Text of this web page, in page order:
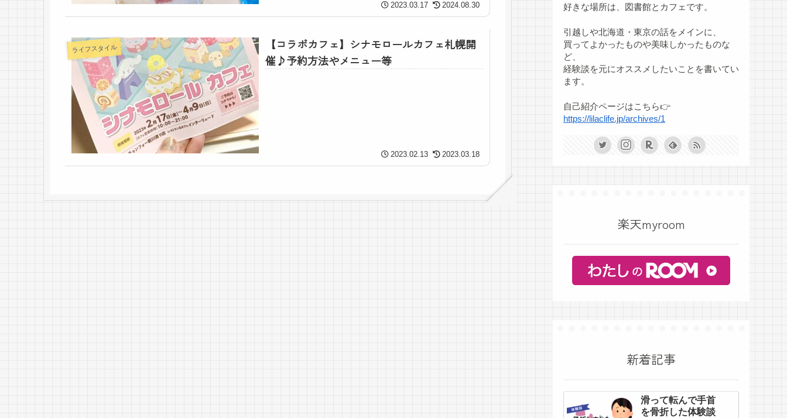
2023.03.17 2024.08.30
ライフスタイル
【コラボカフェ】シナモロールカフェ札幌開
催♪予約方法やメニュー等
2023.02.13 2023.03.18
好きな場所は、図書館とカフェです。
引越しや北海道・東京の話をメインに、
買ってよかったものや美味しかったものな
ど、
経験談を元にオススメしたいことを書いてい
ます。
自己紹介ページはこちら👉
https://lilaclife.jp/archives/1
楽天myroom
新着記事
滑って転んで手首
を骨折した体験談